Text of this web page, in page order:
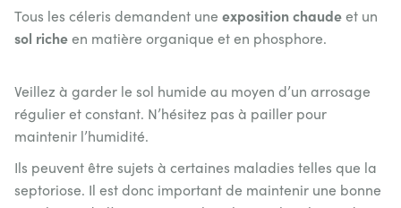
Tous les céleris demandent une exposition chaudeet un
sol richeen matière organique et en phosphore.
Veillez à garder le sol humide au moyen d’un arrosage
régulier et constant. N’hésitez pas à pailler pour
maintenir l’humidité.
Ils peuvent être sujets à certaines maladies telles que la
septoriose. Il est donc important de maintenir une bonne